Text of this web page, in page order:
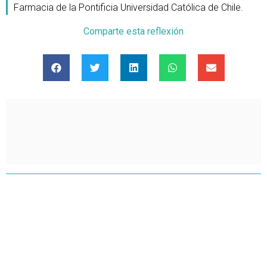
Farmacia de la Pontificia Universidad Católica de Chile.
Comparte esta reflexión